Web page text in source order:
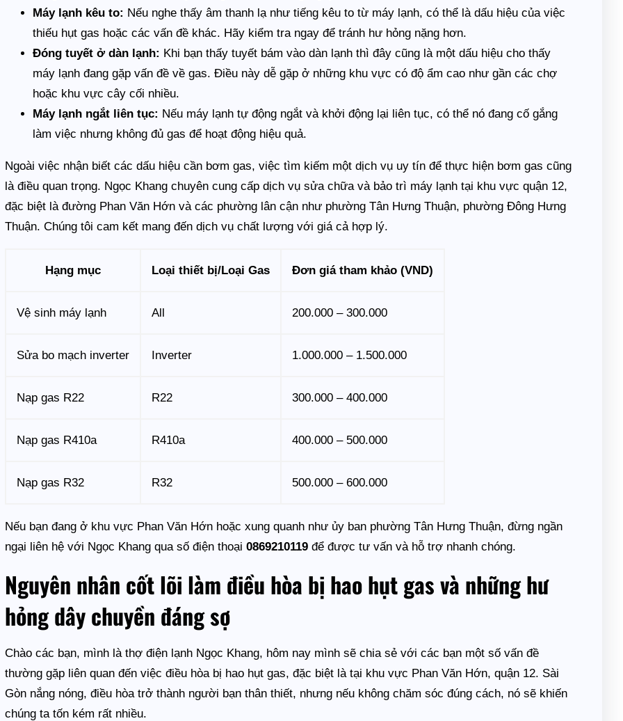
Máy lạnh kêu to: Nếu nghe thấy âm thanh lạ như tiếng kêu to từ máy lạnh, có thể là dấu hiệu của việc
thiếu hụt gas hoặc các vấn đề khác. Hãy kiểm tra ngay để tránh hư hỏng nặng hơn.
Đóng tuyết ở dàn lạnh: Khi bạn thấy tuyết bám vào dàn lạnh thì đây cũng là một dấu hiệu cho thấy
máy lạnh đang gặp vấn đề về gas. Điều này dễ gặp ở những khu vực có độ ẩm cao như gần các chợ
hoặc khu vực cây cối nhiều.
Máy lạnh ngắt liên tục: Nếu máy lạnh tự động ngắt và khởi động lại liên tục, có thể nó đang cố gắng
làm việc nhưng không đủ gas để hoạt động hiệu quả.
Ngoài việc nhận biết các dấu hiệu cần bơm gas, việc tìm kiếm một dịch vụ uy tín để thực hiện bơm gas cũng
là điều quan trọng. Ngọc Khang chuyên cung cấp dịch vụ sửa chữa và bảo trì máy lạnh tại khu vực quận 12,
đặc biệt là đường Phan Văn Hớn và các phường lân cận như phường Tân Hưng Thuận, phường Đông Hưng
Thuận. Chúng tôi cam kết mang đến dịch vụ chất lượng với giá cả hợp lý.
Hạng mục Loại thiết bị/Loại Gas Đơn giá tham khảo (VND)
Vệ sinh máy lạnh All 200.000 – 300.000
Sửa bo mạch inverter Inverter 1.000.000 – 1.500.000
Nạp gas R22 R22 300.000 – 400.000
Nạp gas R410a R410a 400.000 – 500.000
Nạp gas R32 R32 500.000 – 600.000
Nếu bạn đang ở khu vực Phan Văn Hớn hoặc xung quanh như ủy ban phường Tân Hưng Thuận, đừng ngần
ngại liên hệ với Ngọc Khang qua số điện thoại0869210119 để được tư vấn và hỗ trợ nhanh chóng.
Nguyên nhân cốt lõi làm điều hòa bị hao hụt gas và những hư
hỏng dây chuyền đáng sợ
Chào các bạn, mình là thợ điện lạnh Ngọc Khang, hôm nay mình sẽ chia sẻ với các bạn một số vấn đề
thường gặp liên quan đến việc điều hòa bị hao hụt gas, đặc biệt là tại khu vực Phan Văn Hớn, quận 12. Sài
Gòn nắng nóng, điều hòa trở thành người bạn thân thiết, nhưng nếu không chăm sóc đúng cách, nó sẽ khiến
chúng ta tốn kém rất nhiều.